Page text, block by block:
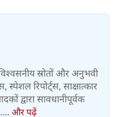
स्रोतों और अनुभवी
स्पेशल रिपोर्ट्स, साक्षात्कार
द्वारा सावधानीपूर्वक
और पढ़ें